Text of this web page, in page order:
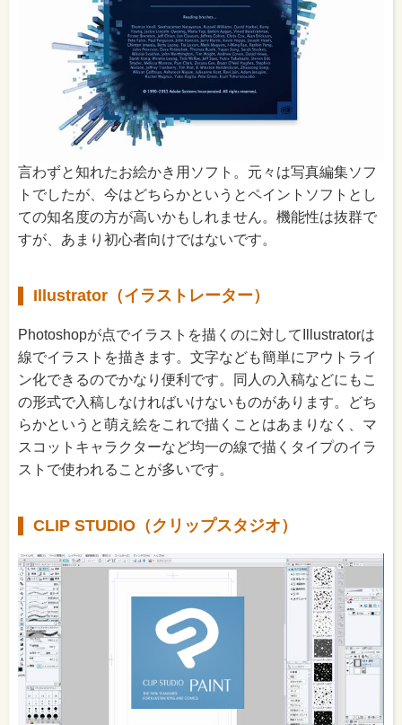
言わずと知れたお絵かき用ソフト。元々は写真編集ソフ
トでしたが、今はどちらかというとペイントソフトとし
ての知名度の方が高いかもしれません。機能性は抜群で
すが、あまり初心者向けではないです。
Illustrator（イラストレーター）
Photoshopが点でイラストを描くのに対してIllustratorは
線でイラストを描きます。文字なども簡単にアウトライ
ン化できるのでかなり便利です。同人の入稿などにもこ
の形式で入稿しなければいけないものがあります。どち
らかというと萌え絵をこれで描くことはあまりなく、マ
スコットキャラクターなど均一の線で描くタイプのイラ
ストで使われることが多いです。
CLIP STUDIO（クリップスタジオ）